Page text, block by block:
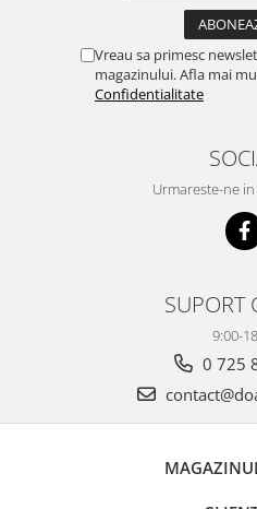
Vreau sa primesc
magazinului. Afla mai
Confidentialitate
Urmareste-ne
SUPORT
9:00-
0 725